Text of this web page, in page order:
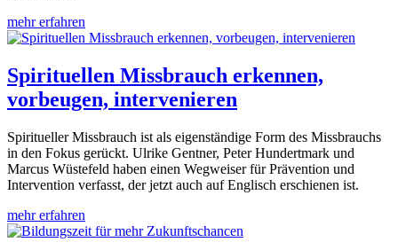
mehr erfahren
Spirituellen Missbrauch erkennen,
vorbeugen, intervenieren
Spiritueller Missbrauch ist als eigenständige Form des Missbrauchs
in den Fokus gerückt. Ulrike Gentner, Peter Hundertmark und
Marcus Wüstefeld haben einen Wegweiser für Prävention und
Intervention verfasst, der jetzt auch auf Englisch erschienen ist.
mehr erfahren